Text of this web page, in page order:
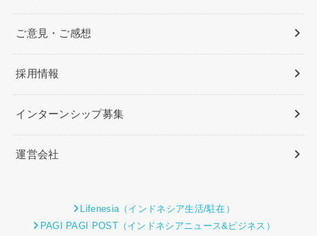
ご意見・ご感想
採用情報
インターンシップ募集
運営会社
Lifenesia（インドネシア生活/駐在）
PAGI PAGI POST（インドネシアニュース&ビジネス）